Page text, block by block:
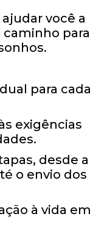
você a
para
para cada
exigências
desde a
o envio dos
à vida em